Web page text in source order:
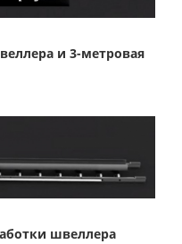
и 3-метровая
швеллера